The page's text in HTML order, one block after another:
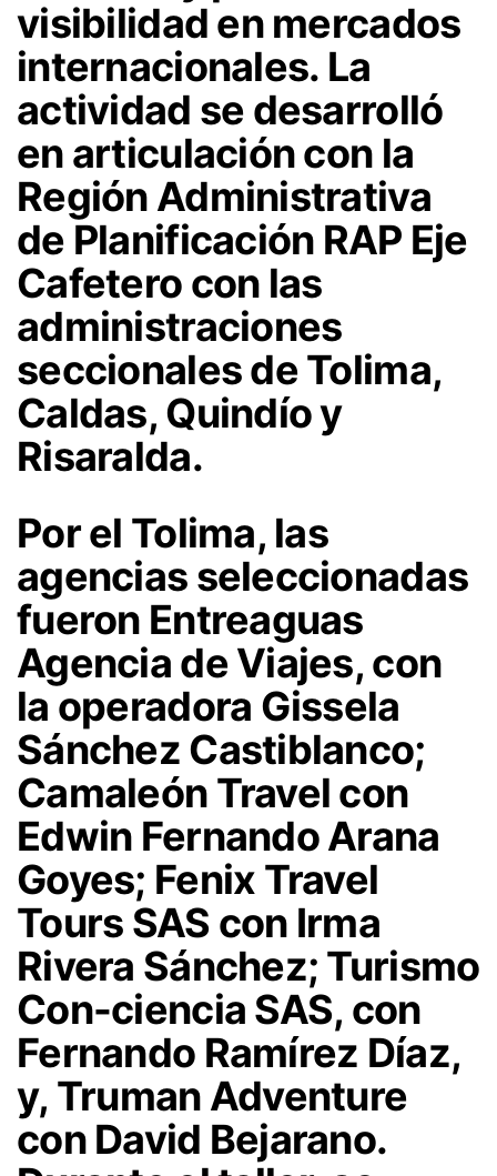
visibilidad en mercados
internacionales. La
actividad se desarrolló
en articulación con la
Región Administrativa
de Planificación RAP Eje
Cafetero con las
administraciones
seccionales de Tolima,
Caldas, Quindío y
Risaralda.
Por el Tolima, las
agencias seleccionadas
fueron Entreaguas
Agencia de Viajes, con
la operadora Gissela
Sánchez Castiblanco;
Camaleón Travel con
Edwin Fernando Arana
Goyes; Fenix Travel
Tours SAS con Irma
Rivera Sánchez; Turismo
Con-ciencia SAS, con
Fernando Ramírez Díaz,
y, Truman Adventure
con David Bejarano.